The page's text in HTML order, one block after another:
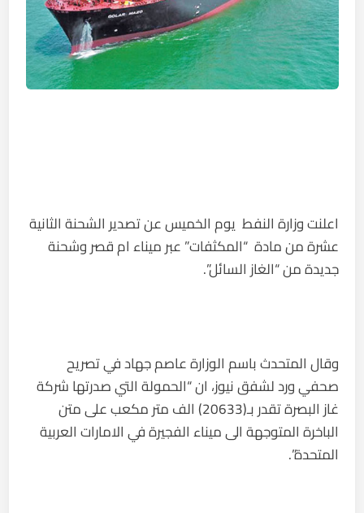
اعلنت وزارة النفط يوم الخميس عن تصدير الشحنة الثانية
عشرة من مادة “المكثفات” عبر ميناء ام قصر وشحنة
جديدة من “الغاز السائل”.
وقال المتحدث باسم الوزارة عاصم جهاد في تصريح
صحفي ورد لشفق نيوز، ان “الحمولة التي صدرتها شركة
غاز البصرة تقدر بـ(20633) الف متر مكعب على متن
الباخرة المتوجهة الى ميناء الفجيرة في الامارات العربية
المتحدة”.